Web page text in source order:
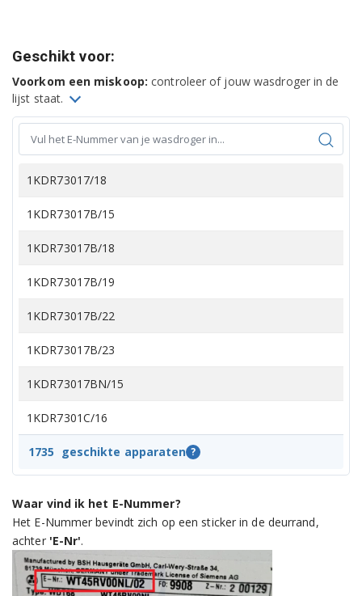
Geschikt voor:
Voorkom een miskoop: controleer of jouw wasdroger in de
lijst staat.
1KDR73017/18
1KDR73017B/15
1KDR73017B/18
1KDR73017B/19
1KDR73017B/22
1KDR73017B/23
1KDR73017BN/15
1KDR7301C/16
1KDR7301C/17
3SC74300A/01
3SC74300A/02
3SC74300A/04
1735 geschikte apparaten ?
Waar vind ik het E-Nummer?
Het E-Nummer bevindt zich op een sticker in de deurrand,
achter 'E-Nr'.